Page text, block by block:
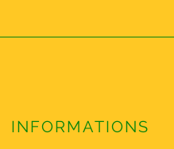
INFORMATIONS